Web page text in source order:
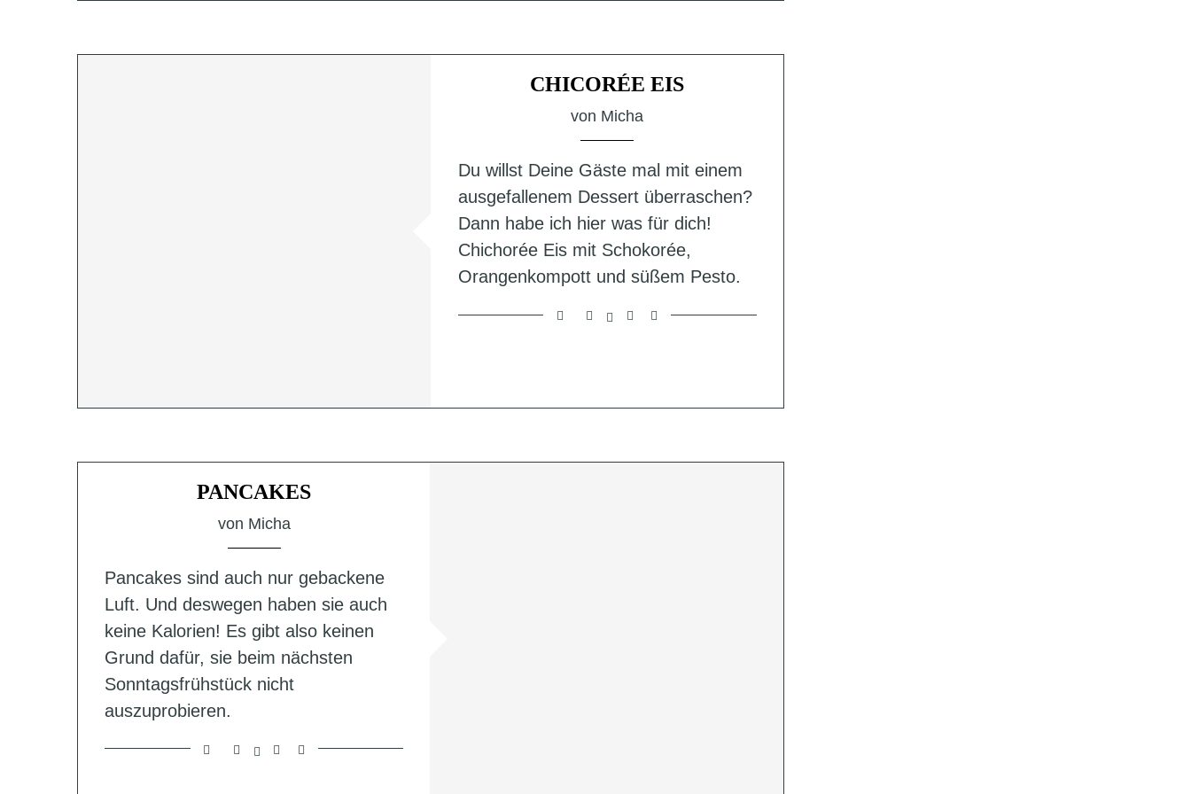
CHICORÉE EIS
von Micha
Du willst Deine Gäste mal mit einem
ausgefallenem Dessert überraschen?
Dann habe ich hier was für dich!
Chichorée Eis mit Schokorée,
Orangenkompott und süßem Pesto.
PANCAKES
von Micha
Pancakes sind auch nur gebackene
Luft. Und deswegen haben sie auch
keine Kalorien! Es gibt also keinen
Grund dafür, sie beim nächsten
Sonntagsfrühstück nicht
auszuprobieren.